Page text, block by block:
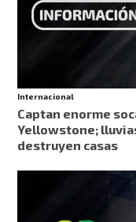
Internacional
Captan enorme
Yellowstone;
destruyen casas